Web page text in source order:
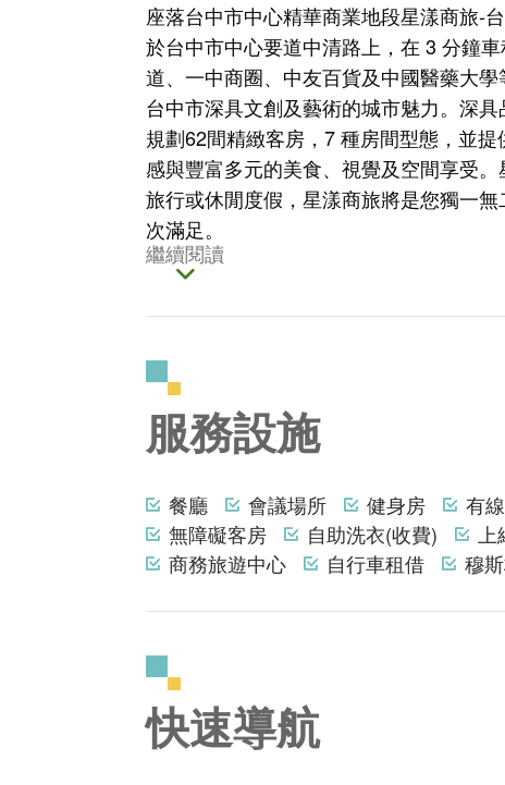
座落台中市中心精華商業地段星漾商旅-
於台中市中心要道中清路上，在 3 分鐘
道、一中商圈、中友百貨及中國醫藥大
台中市深具文創及藝術的城市魅力。深
規劃62間精緻客房，7 種房間型態，並
感與豐富多元的美食、視覺及空間享受
旅行或休閒度假，星漾商旅將是您獨一
次滿足。
繼續閱讀
服務設施
餐廳 會議場所 健身房 有
無障礙客房
自助洗衣(收費) 上
商務旅遊中心
自行車租借 穆
快速導航